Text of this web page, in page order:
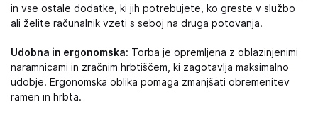
in vse ostale dodatke, ki jih potrebujete, ko greste v službo
ali želite računalnik vzeti s seboj na druga potovanja.
Udobna in ergonomska: Torba je opremljena z oblazinjenimi
naramnicami in zračnim hrbtiščem, ki zagotavlja maksimalno
udobje. Ergonomska oblika pomaga zmanjšati obremenitev
ramen in hrbta.